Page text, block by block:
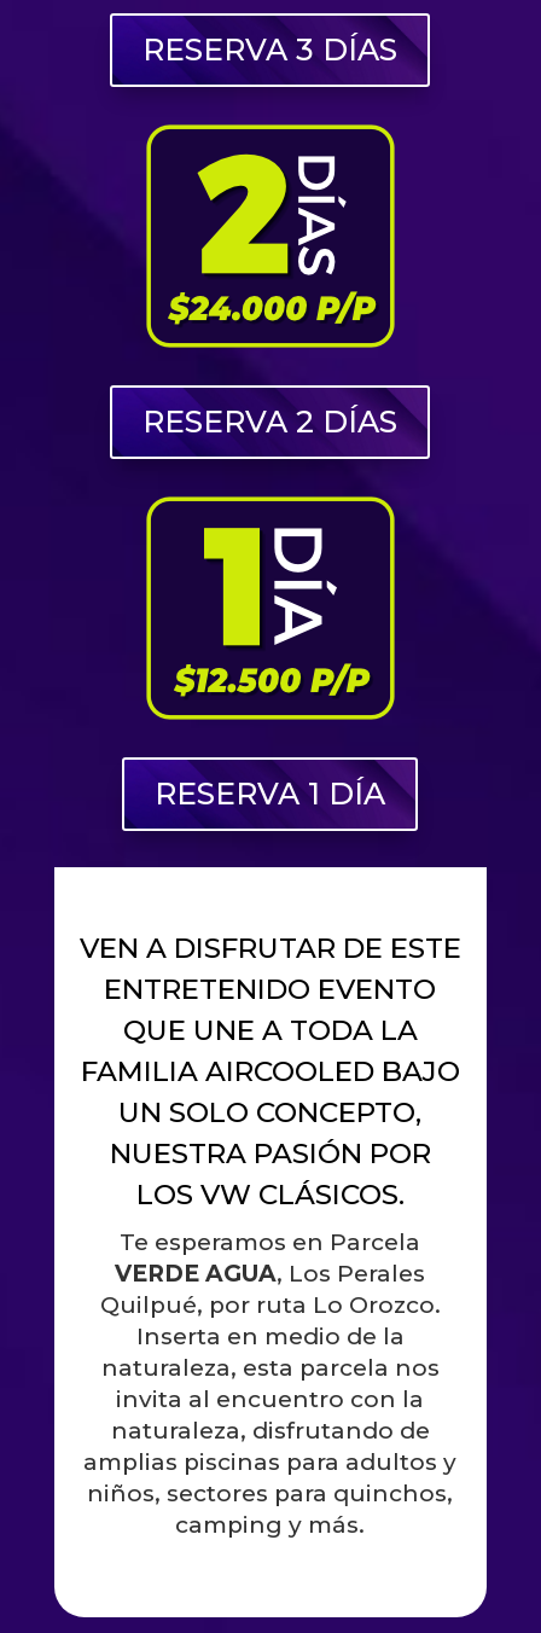
RESERVA 3 DÍAS
RESERVA 2 DÍAS
RESERVA 1 DÍA
VEN A DISFRUTAR DE ESTE
ENTRETENIDO EVENTO
QUE UNE A TODA LA
FAMILIA AIRCOOLED BAJO
UN SOLO CONCEPTO,
NUESTRA PASIÓN POR
LOS VW CLÁSICOS.
Te esperamos en Parcela
VERDE AGUA, Los Perales
Quilpué, por ruta Lo Orozco.
Inserta en medio de la
naturaleza, esta parcela nos
invita al encuentro con la
naturaleza, disfrutando de
amplias piscinas para adultos y
niños, sectores para quinchos,
camping y más.